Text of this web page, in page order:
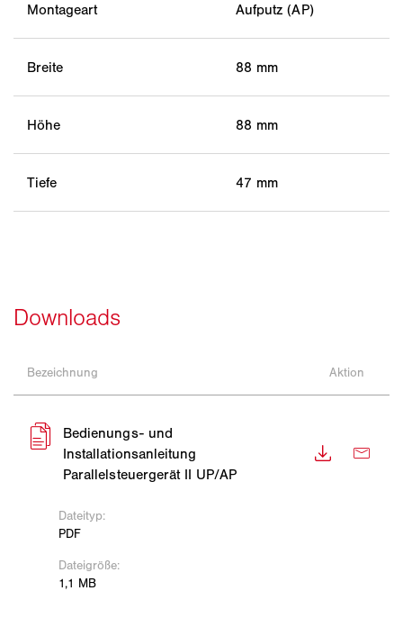
Montageart Aufputz (AP)
Breite 88 mm
Höhe 88 mm
Tiefe 47 mm